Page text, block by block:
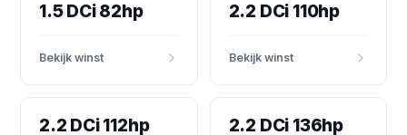
1.5 DCi 82hp
Bekijk winst
2.2 DCi 110hp
Bekijk winst
2.2 DCi 112hp 2.2 DCi 136hp